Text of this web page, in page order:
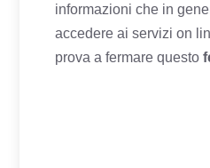
informazioni che in
accedere ai servizi on
prova a fermare questo